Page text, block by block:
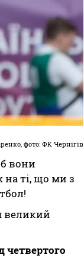
фото: ФК Чернігів
вони
на ті, що ми з
великий
четвертого